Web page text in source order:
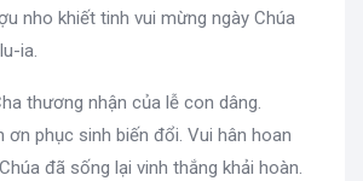
nho khiết tinh vui mừng ngày Chúa
ia.
thương nhận của lễ con dâng.
ơn phục sinh biến đổi. Vui hân hoan
đã sống lại vinh thắng khải hoàn.